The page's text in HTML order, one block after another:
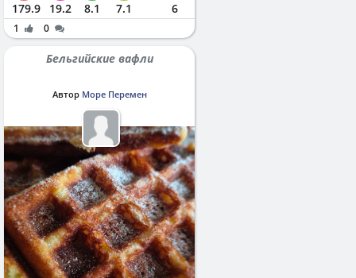
179.9 19.2 8.1 7.1 6
1 0
Бельгийские вафли
Автор Море Перемен